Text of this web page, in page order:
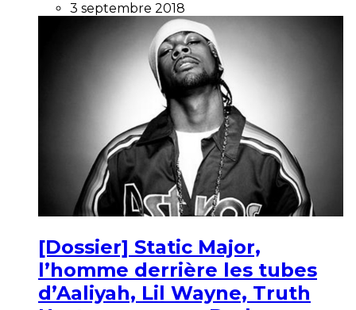
3 septembre 2018
[Dossier] Static Major,
l’homme derrière les tubes
d’Aaliyah, Lil Wayne, Truth